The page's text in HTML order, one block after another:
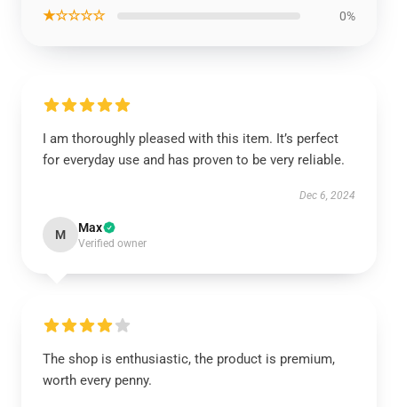
★☆☆☆☆ 0%
I am thoroughly pleased with this item. It’s perfect
for everyday use and has proven to be very reliable.
Dec 6, 2024
M Max
Verified owner
The shop is enthusiastic, the product is premium,
worth every penny.